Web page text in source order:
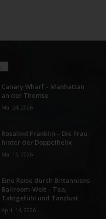
Canary Wharf – Manhattan
an der Themse
Mai 24, 2026
Rosalind Franklin – Die Frau
hinter der Doppelhelix
Mai 15, 2026
Eine Reise durch Britanniens
Ballroom-Welt – Tea,
Taktgefühl und Tanzlust
April 14, 2026